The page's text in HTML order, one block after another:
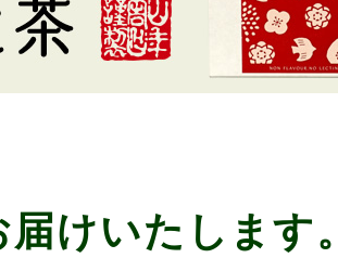
けいたします。